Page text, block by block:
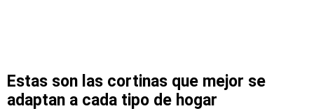
Estas son las cortinas que mejor se
adaptan a cada tipo de hogar